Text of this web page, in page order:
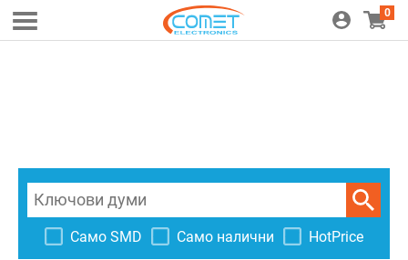
0
Само SMD Само налични HotPrice